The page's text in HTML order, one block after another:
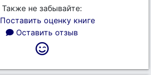
Также не забывайте:
Поставить оценку книге
Оставить отзыв